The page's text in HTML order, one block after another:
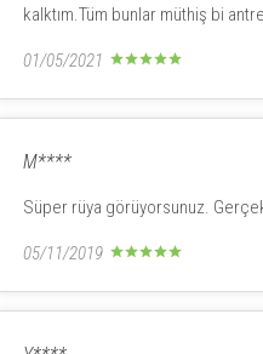
kalktım.Tüm bunlar müthiş bi
01/05/2021
M****
Süper rüya görüyorsunuz.
05/11/2019